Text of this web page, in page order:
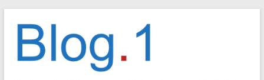
Inhalt
springen